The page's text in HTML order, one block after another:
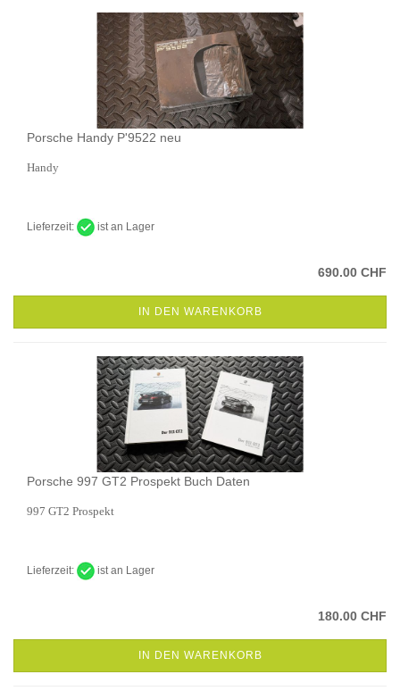
Porsche Handy P'9522 neu
Handy
Lieferzeit: ist an Lager
690.00 CHF
IN DEN WARENKORB
Porsche 997 GT2 Prospekt Buch Daten
997 GT2 Prospekt
Lieferzeit: ist an Lager
180.00 CHF
IN DEN WARENKORB